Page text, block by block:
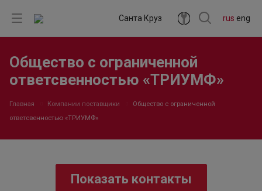
rus eng
Санта Круз
Общество с ограниченной
ответсвенностью «ТРИУМФ»
Главная Компании поставщики
Общество с ограниченной
ответсвенностью «ТРИУМФ»
Показать контакты